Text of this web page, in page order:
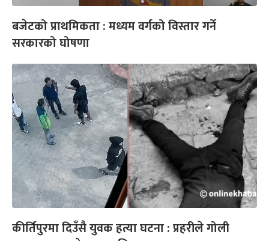
बजेटको प्राथमिकता : मध्यम वर्गको विस्तार गर्ने
सरकारको घोषणा
कीर्तिपुरमा दिउँसै युवक हत्या घटना : प्रहरीले गोली